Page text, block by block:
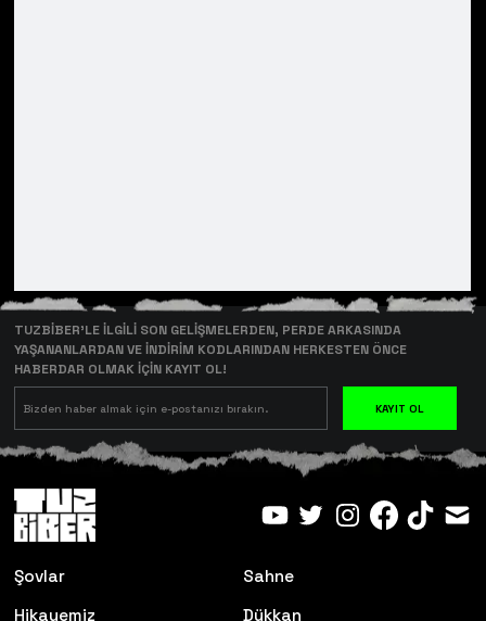
TUZBİBER’LE İLGİLİ SON GELİŞMELERDEN, PERDE ARKASINDA
YAŞANANLARDAN VE İNDİRİM KODLARINDAN HERKESTEN ÖNCE
HABERDAR OLMAK İÇİN KAYIT OL!
KAYIT OL
Şovlar
Sahne
Hikayemiz
Dükkan